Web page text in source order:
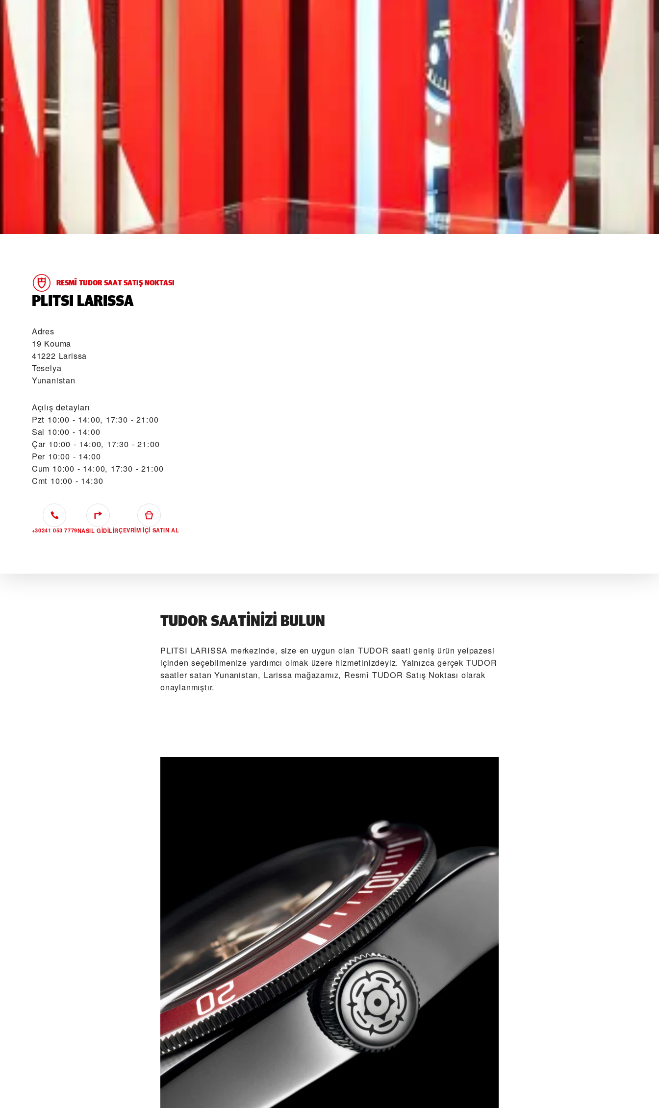
RESMÎ TUDOR SAAT SATIŞ NOKTASI
‭PLITSI LARISSA‬
Adres
19 Kouma
41222 Larissa
Teselya
Yunanistan
Açılış detayları
Pzt 10:00 - 14:00, 17:30 - 21:00
Sal 10:00 - 14:00
Çar 10:00 - 14:00, 17:30 - 21:00
Per 10:00 - 14:00
Cum 10:00 - 14:00, 17:30 - 21:00
Cmt 10:00 - 14:30
+30241 053 7779NASIL GIDILIRÇEVRIM IÇI SATIN AL
TUDOR SAATINIZI BULUN
‭PLITSI LARISSA‬ merkezinde, size en uygun olan TUDOR saati geniş ürün yelpazesi
içinden seçebilmenize yardımcı olmak üzere hizmetinizdeyiz. Yalnızca gerçek TUDOR
saatler satan Yunanistan, Larissa mağazamız, Resmî TUDOR Satış Noktası olarak
onaylanmıştır.